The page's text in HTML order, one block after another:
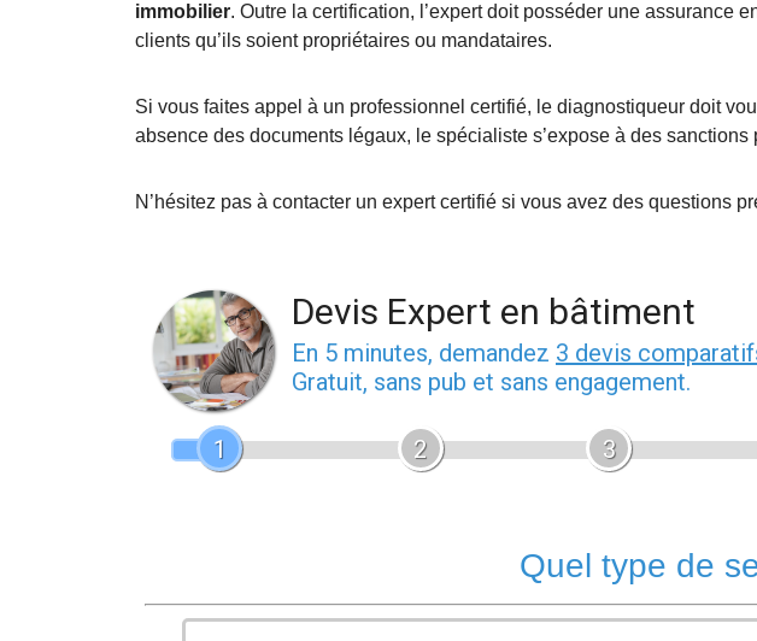
immobilier. Outre la certification, l’expert doit posséder une assurance
clients qu’ils soient propriétaires ou mandataires.
Si vous faites appel à un professionnel certifié, le diagnostiqueur doit
absence des documents légaux, le spécialiste s’expose à des sanctions
N’hésitez pas à contacter un expert certifié si vous avez des questions
Devis Expert en bâtiment
En 5 minutes, demandez 3 devis
Gratuit, sans pub et sans engagement.
1 2 3
Quel type de